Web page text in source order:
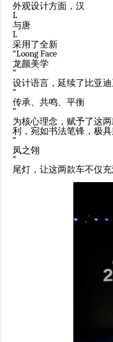
外观设计方面，汉
L
与唐
L
采用了全新
“Loong Face
龙颜美学
”
设计语言，延续了比亚
“
传承、共鸣、平衡
”
为核心理念，赋予了这
利，宛如书法笔锋，极
“
凤之翎
”
尾灯，让这两款车不仅